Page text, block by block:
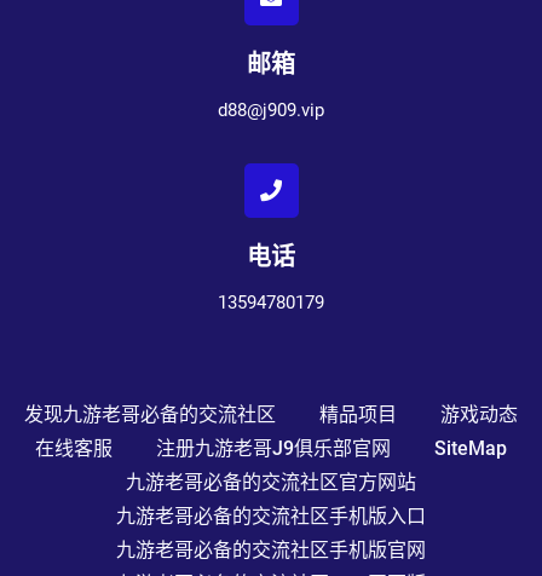
邮箱
d88@j909.vip
电话
13594780179
发现九游老哥必备的交流社区 精品项目
游戏动态
在线客服
注册九游老哥j9俱乐部官网
SiteMap
九游老哥必备的交流社区官方网站
九游老哥必备的交流社区手机版入口
九游老哥必备的交流社区手机版官网